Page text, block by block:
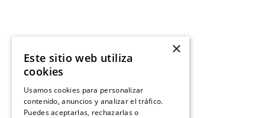
×
Este sitio web utiliza
cookies
Usamos cookies para personalizar
contenido, anuncios y analizar el tráfico.
Puedes aceptarlas, rechazarlas o